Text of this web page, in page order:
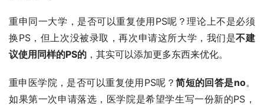
重申同一大学，是否可以重复使用PS呢？理论上不是必须
换PS，但上次没被录取，再次申请这所大学，我们是不建
议使用同样的PS的 ，其实可以添加更多东西来优化。
重申医学院，是否可以重复使用PS呢？简短的回答是no。
如果第一次申请落选，医学院是希望学生写一份新的PS，